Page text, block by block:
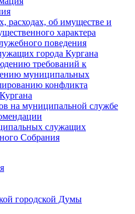
расходах, об имуществе и
характера
поведения
города Кургана
требований к
муниципальных
конфликта
на муниципальной службе
служащих
Cобрания
городской Думы